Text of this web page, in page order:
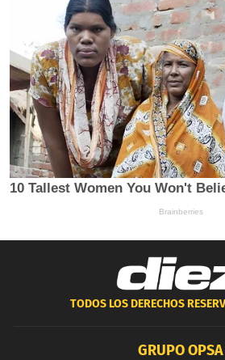
TODOS LOS DERECHOS
GRUPO OPSA